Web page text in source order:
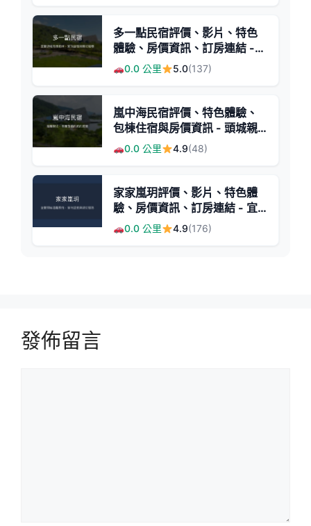
多一點民宿評價、影片、特色
體驗、房價資訊、訂房連結 -
宜蘭頭城海景包棟親子住宿
0.0 公里 5.0(137)
嵐中海民宿評價、特色體驗、
包棟住宿與房價資訊 - 頭城親
子包棟推薦
0.0 公里 4.9(48)
家家嵐玥評價、影片、特色體
驗、房價資訊、訂房連結 - 宜
蘭頭城溫馨民宿
0.0 公里 4.9(176)
發佈留言